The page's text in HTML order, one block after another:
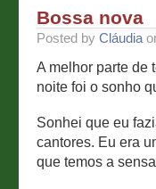
Bossa nova
Posted by Cláudia
A melhor parte de
noite foi o sonho
Sonhei que eu
cantores. Eu era
que temos a